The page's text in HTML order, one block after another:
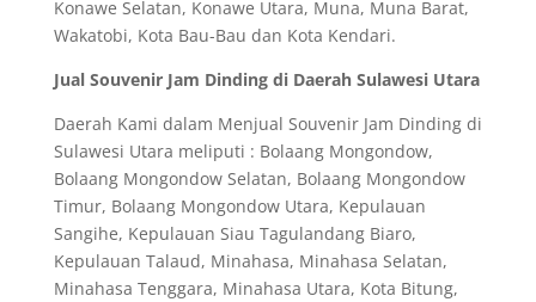
Konawe Selatan, Konawe Utara, Muna, Muna Barat,
Wakatobi, Kota Bau-Bau dan Kota Kendari.
Jual Souvenir Jam Dinding di Daerah Sulawesi Utara
Daerah Kami dalam Menjual Souvenir Jam Dinding di
Sulawesi Utara meliputi : Bolaang Mongondow,
Bolaang Mongondow Selatan, Bolaang Mongondow
Timur, Bolaang Mongondow Utara, Kepulauan
Sangihe, Kepulauan Siau Tagulandang Biaro,
Kepulauan Talaud, Minahasa, Minahasa Selatan,
Minahasa Tenggara, Minahasa Utara, Kota Bitung,